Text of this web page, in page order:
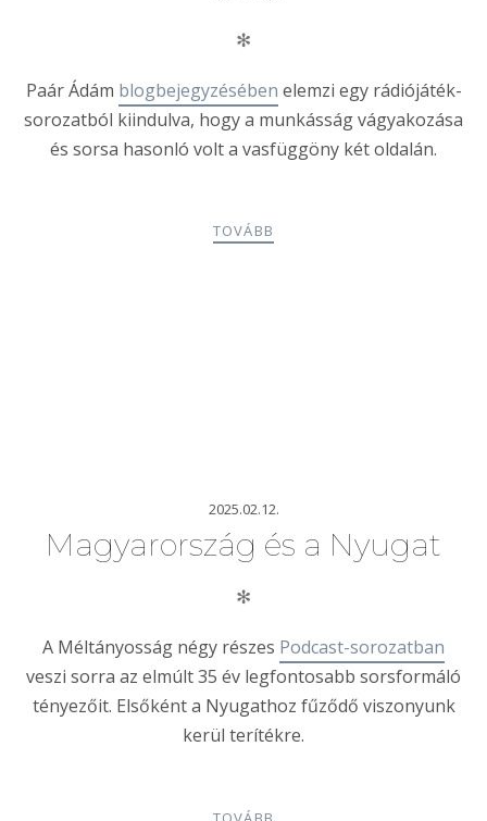
✻
Paár Ádám blogbejegyzésében elemzi egy rádiójáték-
sorozatból kiindulva, hogy a munkásság vágyakozása
és sorsa hasonló volt a vasfüggöny két oldalán.
TOVÁBB
2025.02.12.
Magyarország és a Nyugat
✻
A Méltányosság négy részes Podcast-sorozatban
veszi sorra az elmúlt 35 év legfontosabb sorsformáló
tényezőit. Elsőként a Nyugathoz fűződő viszonyunk
kerül terítékre.